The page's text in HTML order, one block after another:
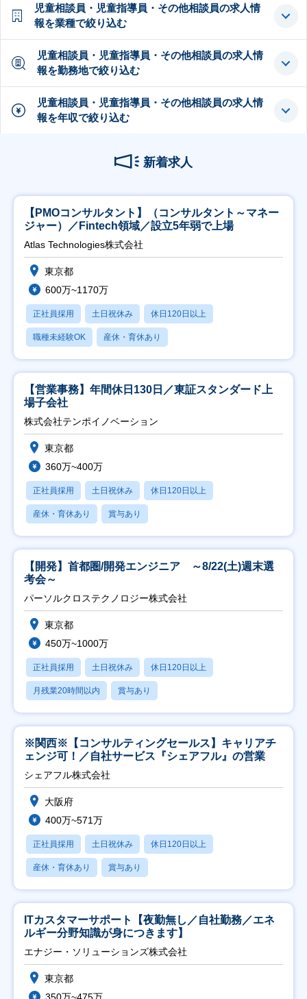
児童相談員・児童指導員・その他相談員の求人情
報を業種で絞り込む
児童相談員・児童指導員・その他相談員の求人情
報を勤務地で絞り込む
児童相談員・児童指導員・その他相談員の求人情
報を年収で絞り込む
新着求人
【PMOコンサルタント】（コンサルタント～マネー
ジャー）／Fintech領域／設立5年弱で上場
Atlas Technologies株式会社
東京都
600万~1170万
正社員採用 土日祝休み 休日120日以上
職種未経験OK 産休・育休あり
【営業事務】年間休日130日／東証スタンダード上
場子会社
株式会社テンポイノベーション
東京都
360万~400万
正社員採用 土日祝休み 休日120日以上
産休・育休あり 賞与あり
【開発】首都圏/開発エンジニア ～8/22(土)週末選
考会～
パーソルクロステクノロジー株式会社
東京都
450万~1000万
正社員採用 土日祝休み 休日120日以上
月残業20時間以内 賞与あり
※関西※【コンサルティングセールス】キャリアチ
ェンジ可！／自社サービス『シェアフル』の営業
シェアフル株式会社
大阪府
400万~571万
正社員採用 土日祝休み 休日120日以上
産休・育休あり 賞与あり
ITカスタマーサポート【夜勤無し／自社勤務／エネ
ルギー分野知識が身につきます】
エナジー・ソリューションズ株式会社
東京都